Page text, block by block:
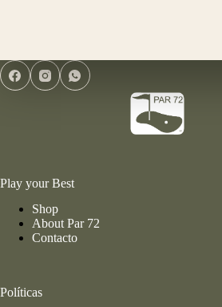
Play your Best
Shop
About Par 72
Contacto
Políticas